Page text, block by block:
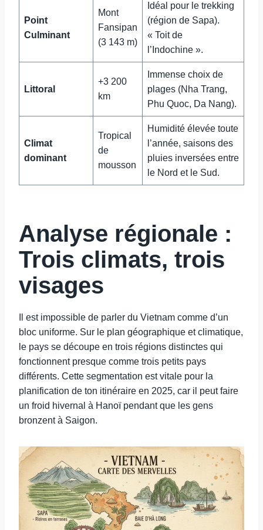
Point
Culminant
Mont
Fansipan
(3 143 m)
Idéal pour le trekking
(région de Sapa).
« Toit de
l’Indochine ».
Littoral
+3 200
km
Immense choix de
plages (Nha Trang,
Phu Quoc, Da Nang).
Climat
dominant
Tropical
de
mousson
Humidité élevée toute
l’année, saisons des
pluies inversées entre
le Nord et le Sud.
Analyse régionale :
Trois climats, trois
visages
Il est impossible de parler du Vietnam comme d’un
bloc uniforme. Sur le plan géographique et climatique,
le pays se découpe en trois régions distinctes qui
fonctionnent presque comme trois petits pays
différents. Cette segmentation est vitale pour la
planification de ton itinéraire en 2025, car il peut faire
un froid hivernal à Hanoï pendant que les gens
bronzent à Saigon.